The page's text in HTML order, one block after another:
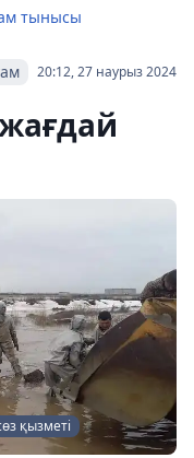
тынысы
20:12, 27 наурыз 2024
қызметі